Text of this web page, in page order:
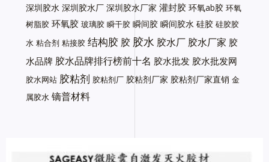
深圳胶水 深圳胶水厂 深圳胶水厂家 灌封胶 环氧ab胶 环氧
树脂胶 环氧胶 玻璃胶 瞬干胶 瞬间胶 瞬间胶水 硅胶 硅胶胶
水 粘合剂 粘接胶 结构胶 胶 胶水 胶水厂 胶水厂家 胶
水品牌 胶水品牌排行榜前十名 胶水批发 胶水批发网
胶水网站 胶粘剂 胶粘剂厂 胶粘剂厂家 胶粘剂厂家直销 金
属胶水 镝普材料